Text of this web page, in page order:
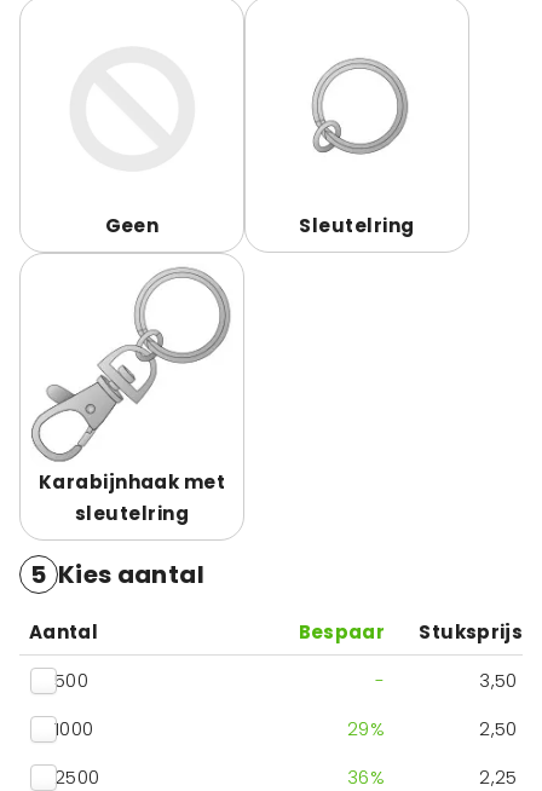
Geen Sleutelring
Karabijnhaak met
sleutelring
5 Kies aantal
Aantal Bespaar
Stuksprijs
500
-
3,50
1000
29%
2,50
2500
36%
2,25